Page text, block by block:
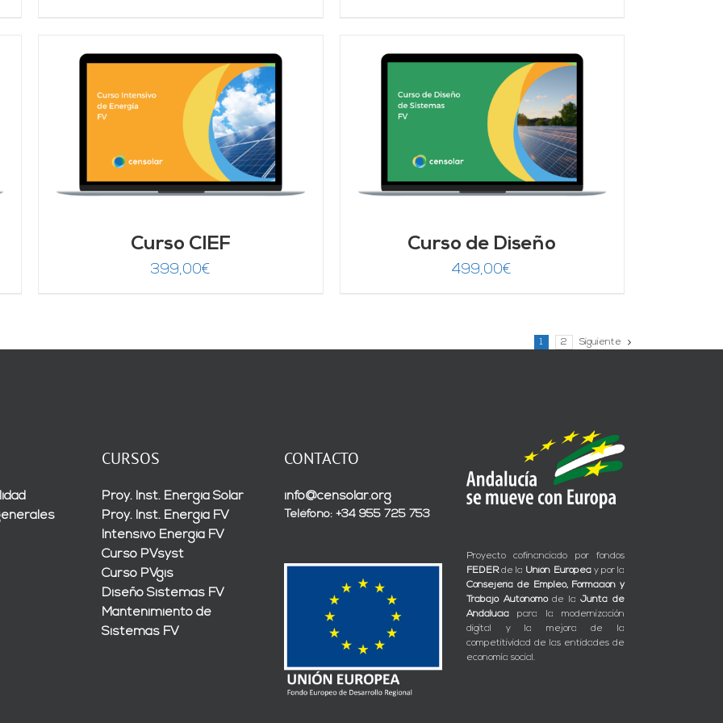
Curso CIEF
399,00€
Valorado
4.67 de 5
AÑADIR AL CARRITO / DETALLES
Curso de Diseño
499,00€
1 2 Siguiente
CURSOS
Proy. Inst. Energía Solar
Proy. Inst. Energía FV
Intensivo Energía FV
Curso PVsyst
Curso PVgis
Diseño Sistemas FV
Mantenimiento de
Sistemas FV
CONTACTO
info@censolar.org
Teléfono: +34 955 725 753
Proyecto cofinanciado por fondos
FEDERde la Unión Europeay por la
Consejería de Empleo, Formación y
Trabajo Autónomode laJunta de
Andalucía para la modernización
digital y la mejora de la
competitividad de las entidades de
economía social.